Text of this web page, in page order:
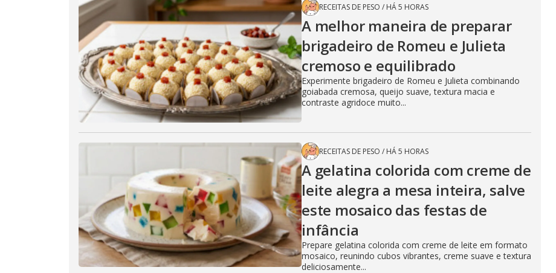
RECEITAS DE PESO / HÁ 5 HORAS
A melhor maneira de preparar
brigadeiro de Romeu e Julieta
cremoso e equilibrado
Experimente brigadeiro de Romeu e Julieta combinando
goiabada cremosa, queijo suave, textura macia e
contraste agridoce muito...
RECEITAS DE PESO / HÁ 5 HORAS
A gelatina colorida com creme de
leite alegra a mesa inteira, salve
este mosaico das festas de
infância
Prepare gelatina colorida com creme de leite em formato
mosaico, reunindo cubos vibrantes, creme suave e textura
deliciosamente...